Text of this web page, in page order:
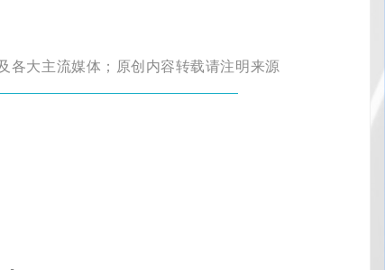
各大主流媒体；原创内容转载请注明来源